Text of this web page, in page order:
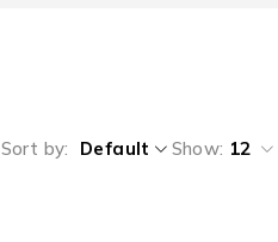
Sort by Default Show: 12